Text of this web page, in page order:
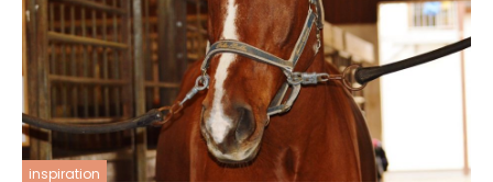
inspiration